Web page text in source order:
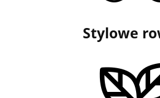
Stylowe